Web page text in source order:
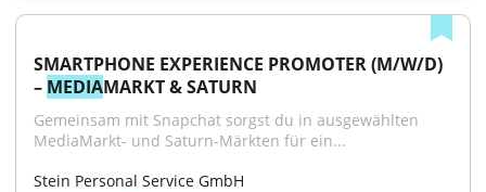
SMARTPHONE EXPERIENCE PROMOTER (M/W/D)
– MEDIAMARKT & SATURN
Gemeinsam mit Snapchat sorgst du in ausgewählten
MediaMarkt- und Saturn-Märkten für ein...
Stein Personal Service GmbH